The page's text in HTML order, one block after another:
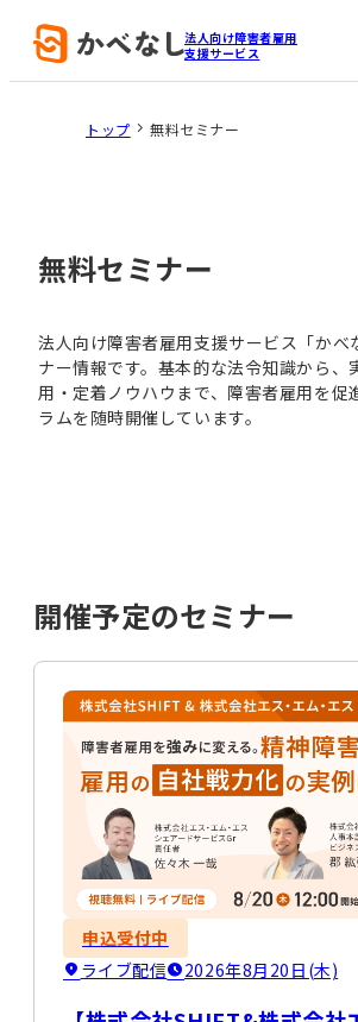
法人向け障害者雇用
支援サービス
トップ 無料セミナー
無料セミナー
法人向け障害者雇用支援サービス「かべ
ナー情報です。基本的な法令知識から、
用・定着ノウハウまで、障害者雇用を促
ラムを随時開催しています。
開催予定のセミナー
申込受付中
ライブ配信
2026年8月20日(木)